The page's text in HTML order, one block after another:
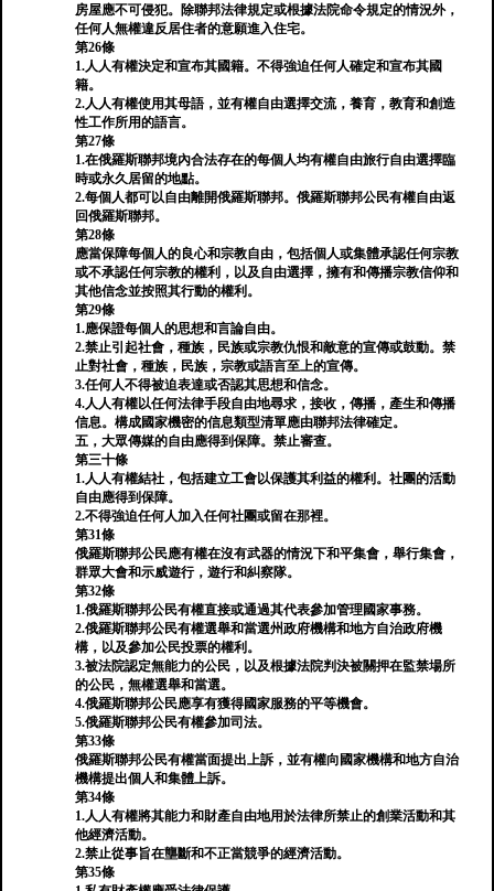
房屋應不可侵犯。除聯邦法律規定或根據法院命令規定的情況外，
任何人無權違反居住者的意願進入住宅。
第26條
1.人人有權決定和宣布其國籍。不得強迫任何人確定和宣布其國
籍。
2.人人有權使用其母語，並有權自由選擇交流，養育，教育和創造
性工作所用的語言。
第27條
1.在俄羅斯聯邦境內合法存在的每個人均有權自由旅行自由選擇臨
時或永久居留的地點。
2.每個人都可以自由離開俄羅斯聯邦。俄羅斯聯邦公民有權自由返
回俄羅斯聯邦。
第28條
應當保障每個人的良心和宗教自由，包括個人或集體承認任何宗教
或不承認任何宗教的權利，以及自由選擇，擁有和傳播宗教信仰和
其他信念並按照其行動的權利。
第29條
1.應保證每個人的思想和言論自由。
2.禁止引起社會，種族，民族或宗教仇恨和敵意的宣傳或鼓動。禁
止對社會，種族，民族，宗教或語言至上的宣傳。
3.任何人不得被迫表達或否認其思想和信念。
4.人人有權以任何法律手段自由地尋求，接收，傳播，產生和傳播
信息。構成國家機密的信息類型清單應由聯邦法律確定。
五，大眾傳媒的自由應得到保障。禁止審查。
第三十條
1.人人有權結社，包括建立工會以保護其利益的權利。社團的活動
自由應得到保障。
2.不得強迫任何人加入任何社團或留在那裡。
第31條
俄羅斯聯邦公民應有權在沒有武器的情況下和平集會，舉行集會，
群眾大會和示威遊行，遊行和糾察隊。
第32條
1.俄羅斯聯邦公民有權直接或通過其代表參加管理國家事務。
2.俄羅斯聯邦公民有權選舉和當選州政府機構和地方自治政府機
構，以及參加公民投票的權利。
3.被法院認定無能力的公民，以及根據法院判決被關押在監禁場所
的公民，無權選舉和當選。
4.俄羅斯聯邦公民應享有獲得國家服務的平等機會。
5.俄羅斯聯邦公民有權參加司法。
第33條
俄羅斯聯邦公民有權當面提出上訴，並有權向國家機構和地方自治
機構提出個人和集體上訴。
第34條
1.人人有權將其能力和財產自由地用於法律所禁止的創業活動和其
他經濟活動。
2.禁止從事旨在壟斷和不正當競爭的經濟活動。
第35條